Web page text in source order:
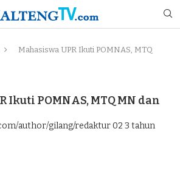
Mahasiswa UPR Ikuti POMNAS, MTQ
Ikuti POMNAS, MTQ MN dan
author/gilang/redaktur 02 3 tahun